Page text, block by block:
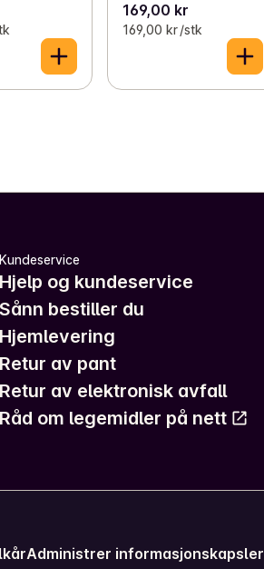
169,00 kr
169,00 kr /stk
Kundeservice
Hjelp og kundeservice
Sånn bestiller du
Hjemlevering
Retur av pant
Retur av elektronisk avfall
Råd om legemidler på nett
Administrer informasjonskapsler